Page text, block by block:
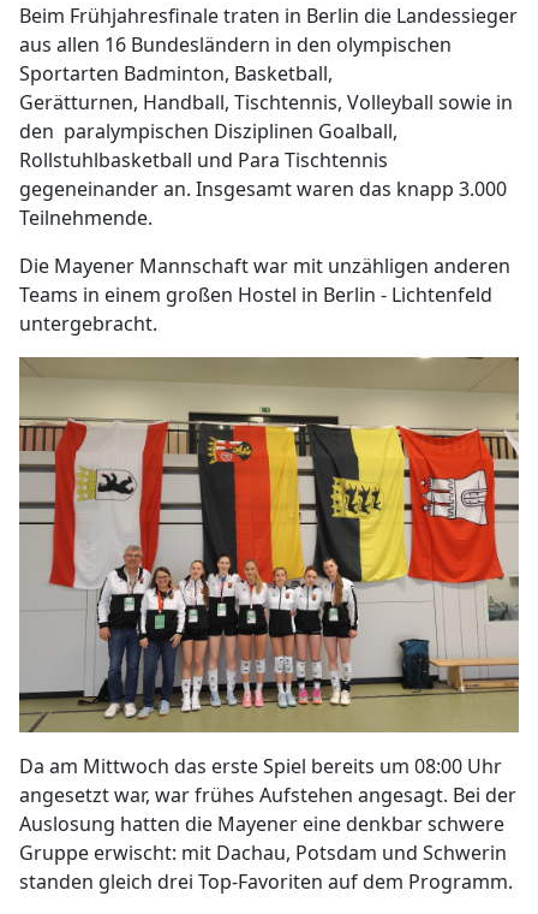
Beim Frühjahresfinale traten in Berlin die Landessieger
aus allen 16 Bundesländern in den olympischen
Sportarten Badminton, Basketball,
Gerätturnen, Handball, Tischtennis, Volleyball sowie in
den paralympischen Disziplinen Goalball,
Rollstuhlbasketball und Para Tischtennis
gegeneinander an. Insgesamt waren das knapp 3.000
Teilnehmende.
Die Mayener Mannschaft war mit unzähligen anderen
Teams in einem großen Hostel in Berlin - Lichtenfeld
untergebracht.
Da am Mittwoch das erste Spiel bereits um 08:00 Uhr
angesetzt war, war frühes Aufstehen angesagt. Bei der
Auslosung hatten die Mayener eine denkbar schwere
Gruppe erwischt: mit Dachau, Potsdam und Schwerin
standen gleich drei Top-Favoriten auf dem Programm.